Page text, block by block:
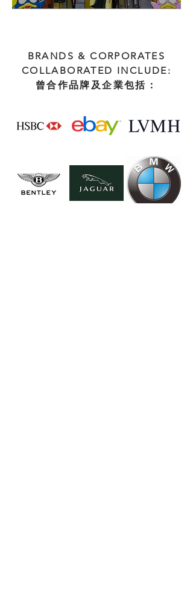
BRANDS & CORPORATES
COLLABORATED INCLUDE:
​曾合作品牌及企業包括：